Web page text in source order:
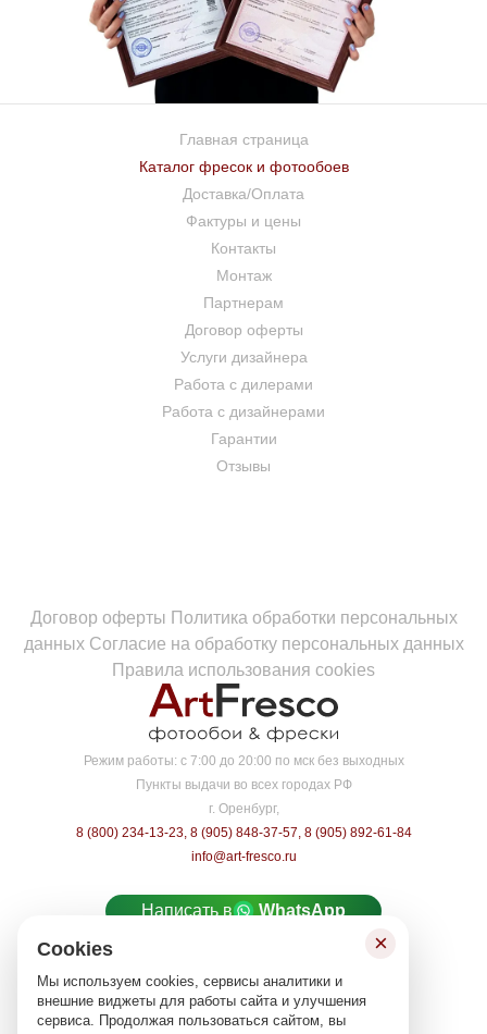
Главная страница
Каталог фресок и фотообоев
Доставка/Оплата
Фактуры и цены
Контакты
Монтаж
Партнерам
Договор оферты
Услуги дизайнера
Работа с дилерами
Работа с дизайнерами
Гарантии
Отзывы
Договор оферты Политика обработки персональных
данных Согласие на обработку персональных данных
Правила использования cookies
Режим работы: с 7:00 до 20:00 по мск без выходных
Пункты выдачи во всех городах РФ
г. Оренбург,
8 (800) 234-13-23, 8 (905) 848-37-57, 8 (905) 892-61-84
info@art-fresco.ru
Написать в WhatsApp
Карта сайта
×
Cookies
Мы используем cookies, сервисы аналитики и
внешние виджеты для работы сайта и улучшения
сервиса. Продолжая пользоваться сайтом, вы